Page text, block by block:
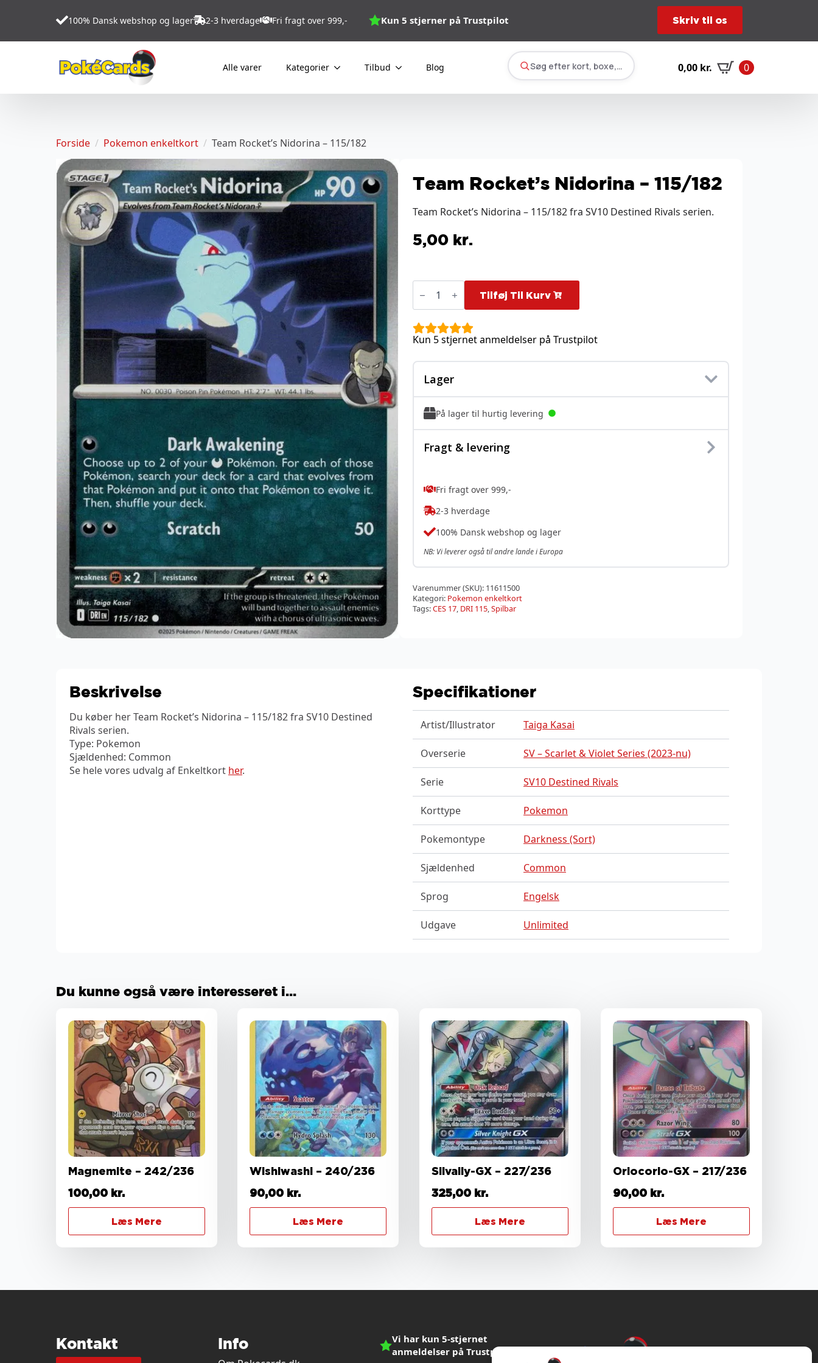
100% Dansk webshop og lager 2-3 hverdage Fri fragt over 999,- Kun 5 stjerner på Trustpilot Skriv til os
Alle varer Kategorier Tilbud Blog Søg efter kort, boxe, tilbehør… 0,00 kr. 0
Forside Pokemon enkeltkort Team Rocket’s Nidorina – 115/182
Team Rocket’s Nidorina – 115/182
Team Rocket’s Nidorina – 115/182 fra SV10 Destined Rivals serien.
5,00 kr.
Team
Rocket's
-
115/182
antal
Tilføj Til Kurv
Kun 5 stjernet anmeldelser på Trustpilot
Lager
På lager til hurtig levering
Fragt & levering
Fri fragt over 999,-
2-3 hverdage
100% Dansk webshop og lager
NB: Vi leverer også til andre lande i Europa
Varenummer (SKU): 11611500
Kategori: Pokemon enkeltkort
Tags:CES 17, DRI 115,Spilbar
Beskrivelse
Du køber her Team Rocket’s Nidorina – 115/182 fra SV10 Destined
Rivals serien.
Type: Pokemon
Sjældenhed: Common
Se hele vores udvalg af Enkeltkort her.
Specifikationer
Artist/Illustrator Taiga Kasai
Overserie SV – Scarlet & Violet Series (2023-nu)
Serie SV10 Destined Rivals
Korttype Pokemon
Pokemontype Darkness (Sort)
Sjældenhed Common
Sprog Engelsk
Udgave Unlimited
Du kunne også være interesseret i...
Magnemite – 242/236
100,00 kr.
Læs Mere
Wishiwashi – 240/236
90,00 kr.
Læs Mere
Silvally-GX – 227/236
325,00 kr.
Læs Mere
Oriocorio-GX – 217/236
90,00 kr.
Læs Mere
Kontakt Info
Vi har kun 5-stjernet
anmeldelser på Trustpilot